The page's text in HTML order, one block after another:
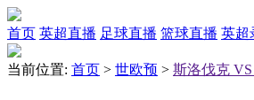
首页 英超直播 足球直播 篮球直播 英超
当前位置: 首页 > 世欧预 > 斯洛伐克